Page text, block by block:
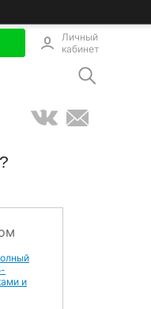
Личный
кабинет
и